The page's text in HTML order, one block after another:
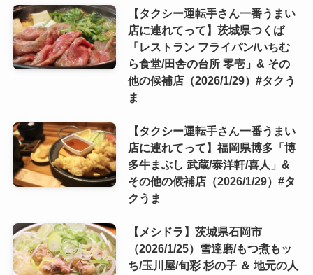
【タクシー運転手さん一番うまい
店に連れてって】茨城県つくば
「レストラン フライパン/いちむ
ら食堂/田舎の台所 零壱」& その
他の候補店（2026/1/29）#タクう
ま
【タクシー運転手さん一番うまい
店に連れてって】福岡県博多「博
多牛まぶし 武蔵/泰洋軒/喜人」&
その他の候補店（2026/1/29）#タ
クうま
【メシドラ】茨城県石岡市
（2026/1/25）雪達磨/もつ煮もッ
ち/玉川屋/旬彩 杉の子 ＆ 地元の人